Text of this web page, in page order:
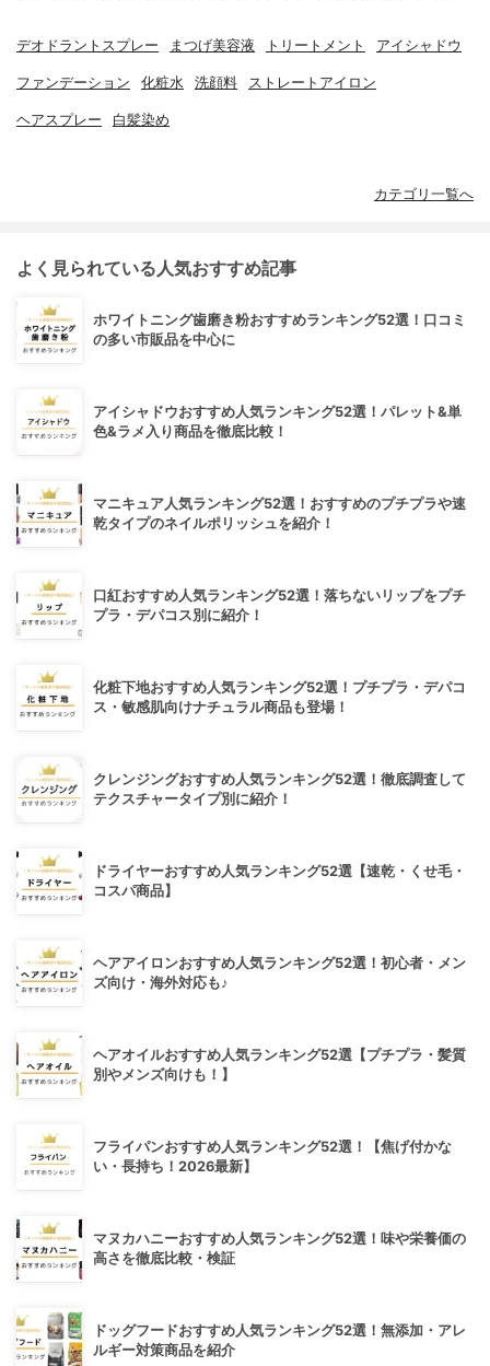
デオドラントスプレー まつげ美容液 トリートメント アイシャドウ
ファンデーション 化粧水 洗顔料 ストレートアイロン
ヘアスプレー 白髪染め
カテゴリ一覧へ
よく見られている人気おすすめ記事
ホワイトニング歯磨き粉おすすめランキング52選！口コミ
の多い市販品を中心に
アイシャドウおすすめ人気ランキング52選！パレット&単
色&ラメ入り商品を徹底比較！
マニキュア人気ランキング52選！おすすめのプチプラや速
乾タイプのネイルポリッシュを紹介！
口紅おすすめ人気ランキング52選！落ちないリップをプチ
プラ・デパコス別に紹介！
化粧下地おすすめ人気ランキング52選！プチプラ・デパコ
ス・敏感肌向けナチュラル商品も登場！
クレンジングおすすめ人気ランキング52選！徹底調査して
テクスチャータイプ別に紹介！
ドライヤーおすすめ人気ランキング52選【速乾・くせ毛・
コスパ商品】
ヘアアイロンおすすめ人気ランキング52選！初心者・メン
ズ向け・海外対応も♪
ヘアオイルおすすめ人気ランキング52選【プチプラ・髪質
別やメンズ向けも！】
フライパンおすすめ人気ランキング52選！【焦げ付かな
い・長持ち！2026最新】
マヌカハニーおすすめ人気ランキング52選！味や栄養価の
高さを徹底比較・検証
ドッグフードおすすめ人気ランキング52選！無添加・アレ
ルギー対策商品を紹介